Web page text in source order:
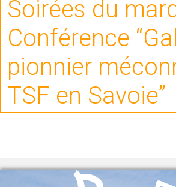
Soirées du
Conférence
pionnier
TSF en Savoie”